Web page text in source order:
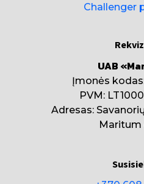
Challenger
UAB
Įmonės
PVM:
Adresas:
Maritum